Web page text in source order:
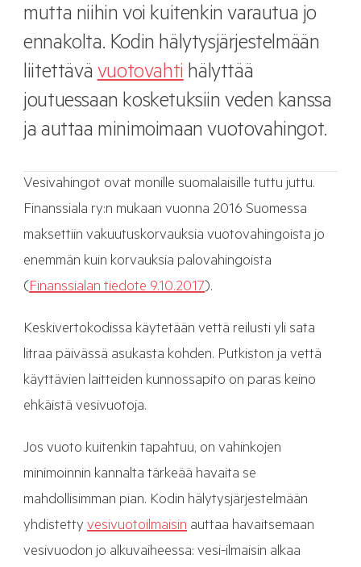
mutta niihin voi kuitenkin varautua jo
ennakolta. Kodin hälytysjärjestelmään
liitettävävuotovahtihälyttää
joutuessaan kosketuksiin veden kanssa
ja auttaa minimoimaan vuotovahingot.
Vesivahingot ovat monille suomalaisille tuttu juttu.
Finanssiala ry:n mukaan vuonna 2016 Suomessa
maksettiin vakuutuskorvauksia vuotovahingoista jo
enemmän kuin korvauksia palovahingoista
(Finanssialan tiedote 9.10.2017).
Keskivertokodissa käytetään vettä reilusti yli sata
litraa päivässä asukasta kohden. Putkiston ja vettä
käyttävien laitteiden kunnossapito on paras keino
ehkäistä vesivuotoja.
Jos vuoto kuitenkin tapahtuu, on vahinkojen
minimoinnin kannalta tärkeää havaita se
mahdollisimman pian. Kodin hälytysjärjestelmään
yhdistetty vesivuotoilmaisin auttaa havaitsemaan
vesivuodon jo alkuvaiheessa: vesi-ilmaisin alkaa